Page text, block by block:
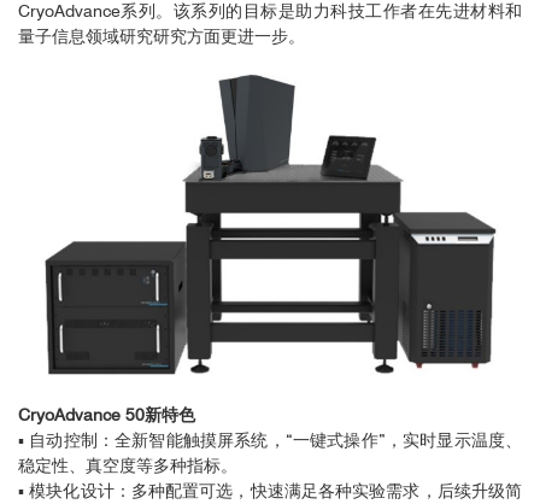
CryoAdvance系列。该系列的目标是助力科技工作者在先进材料和
量子信息领域研究研究方面更进一步。
CryoAdvance 50新特色
▪ 自动控制：全新智能触摸屏系统，“一键式操作”，实时显示温度、
稳定性、真空度等多种指标。
▪ 模块化设计：多种配置可选，快速满足各种实验需求，后续升级简